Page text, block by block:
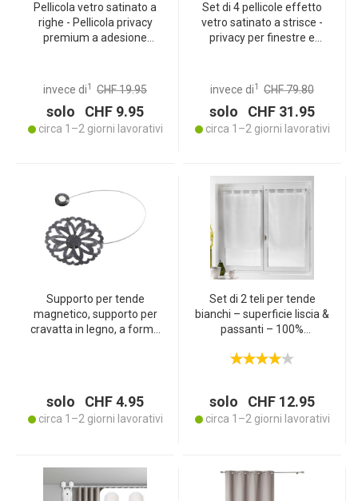
Pellicola vetro satinato a
righe - Pellicola privacy
premium a adesione
cm - Riutilizzabile
invece di1 CHF 19.95
solo CHF 9.95
circa 1–2 giorni lavorativi
Set di 4 pellicole effetto
vetro satinato a strisce -
privacy per finestre e
traslucida, ritagliabile
invece di1 CHF 79.80
solo CHF 31.95
circa 1–2 giorni lavorativi
Supporto per tende
magnetico, supporto per
cravatta in legno, a forma
solo CHF 4.95
circa 1–2 giorni lavorativi
Set di 2 teli per tende
bianchi – superficie liscia &
passanti – 100%
trasparenti – protezione
solo CHF 12.95
circa 1–2 giorni lavorativi